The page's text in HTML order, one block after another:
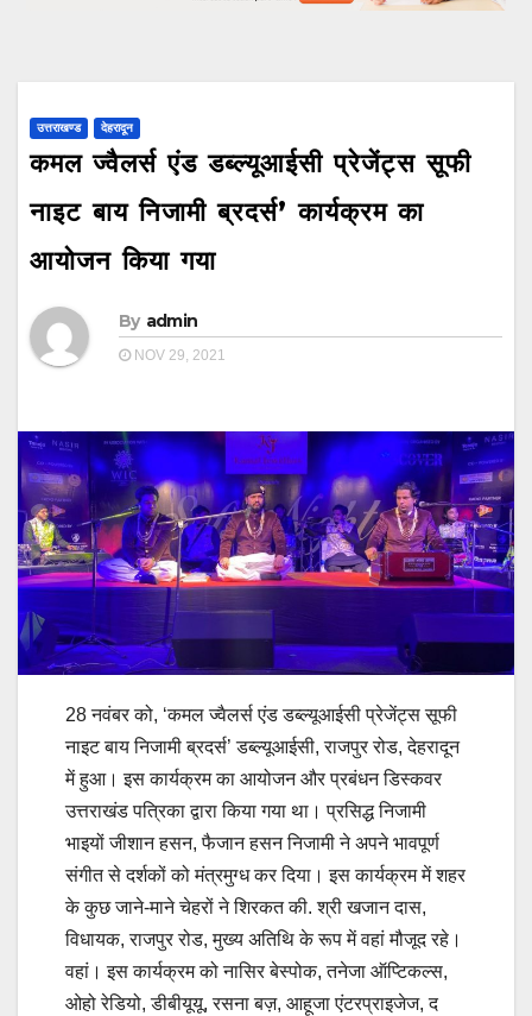
उत्तराखण्ड देहरादून
कमल ज्वैलर्स एंड डब्ल्यूआईसी प्रेजेंट्स सूफी
नाइट बाय निजामी ब्रदर्स’ कार्यक्रम का
आयोजन किया गया
By admin
NOV 29, 2021
28 नवंबर को, ‘कमल ज्वैलर्स एंड डब्ल्यूआईसी प्रेजेंट्स सूफी
नाइट बाय निजामी ब्रदर्स’ डब्ल्यूआईसी, राजपुर रोड, देहरादून
में हुआ। इस कार्यक्रम का आयोजन और प्रबंधन डिस्कवर
उत्तराखंड पत्रिका द्वारा किया गया था। प्रसिद्ध निजामी
भाइयों जीशान हसन, फैजान हसन निजामी ने अपने भावपूर्ण
संगीत से दर्शकों को मंत्रमुग्ध कर दिया। इस कार्यक्रम में शहर
के कुछ जाने-माने चेहरों ने शिरकत की. श्री खजान दास,
विधायक, राजपुर रोड, मुख्य अतिथि के रूप में वहां मौजूद रहे।
वहां। इस कार्यक्रम को नासिर बेस्पोक, तनेजा ऑप्टिकल्स,
ओहो रेडियो, डीबीयूयू, रसना बज़, आहूजा एंटरप्राइजेज, द